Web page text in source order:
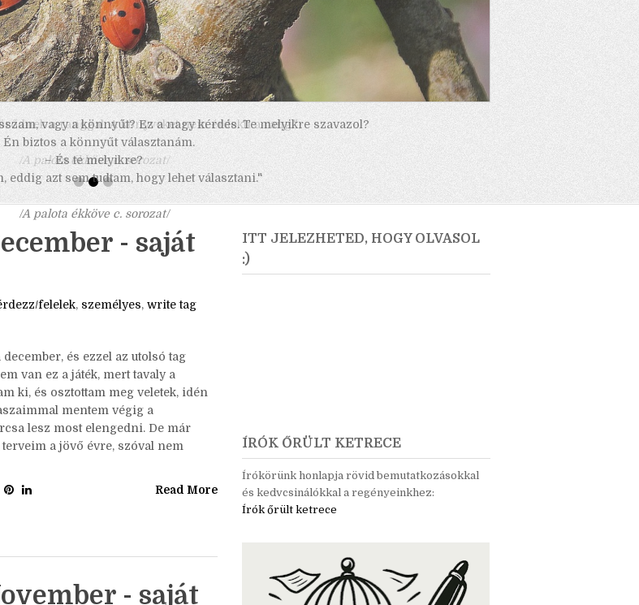
vagy a könnyűt? Ez a nagy kérdés. Te melyikre szavazol?
Én biztos a könnyűt választanám.
– És te melyikre?
eddig azt sem tudtam, hogy lehet választani."
/A palota ékköve c. sorozat/
- saját
felelek, személyes,write tag
és ezzel az utolsó tag
van ez a játék, mert tavaly a
ki, és osztottam meg veletek, idén
mentem végig a
lesz most elengedni. De már
ÍRÓK ŐRÜLT KETRECE